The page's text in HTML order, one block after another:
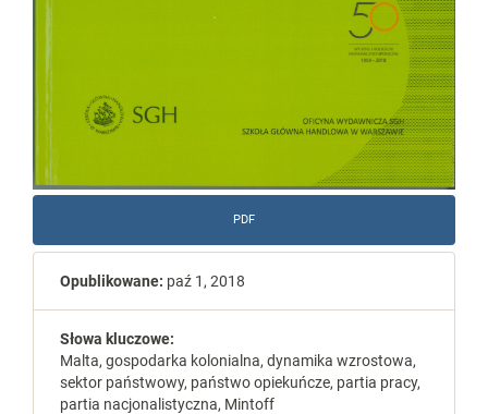
PDF
Opublikowane: paź 1, 2018
Słowa kluczowe:
Malta, gospodarka kolonialna, dynamika wzrostowa,
sektor państwowy, państwo opiekuńcze, partia pracy,
partia nacjonalistyczna, Mintoff